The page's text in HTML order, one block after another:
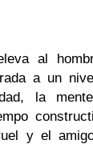
al
a un
la
y el